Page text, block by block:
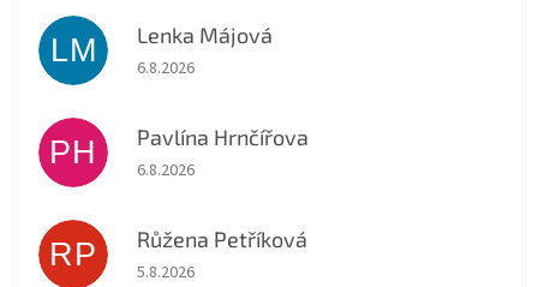
LM Lenka Májová
Hodnocení obchodu je 5 z 5 hvězdiček.
6.8.2026
PH Pavlína Hrnčířova
Hodnocení obchodu je 5 z 5 hvězdiček.
6.8.2026
RP Růžena Petříková
Hodnocení obchodu je 5 z 5 hvězdiček.
5.8.2026